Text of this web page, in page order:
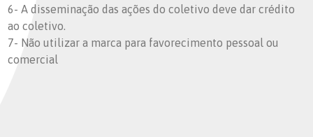
6- A disseminação das ações do coletivo deve dar crédito
ao coletivo.
7- Não utilizar a marca para favorecimento pessoal ou
comercial